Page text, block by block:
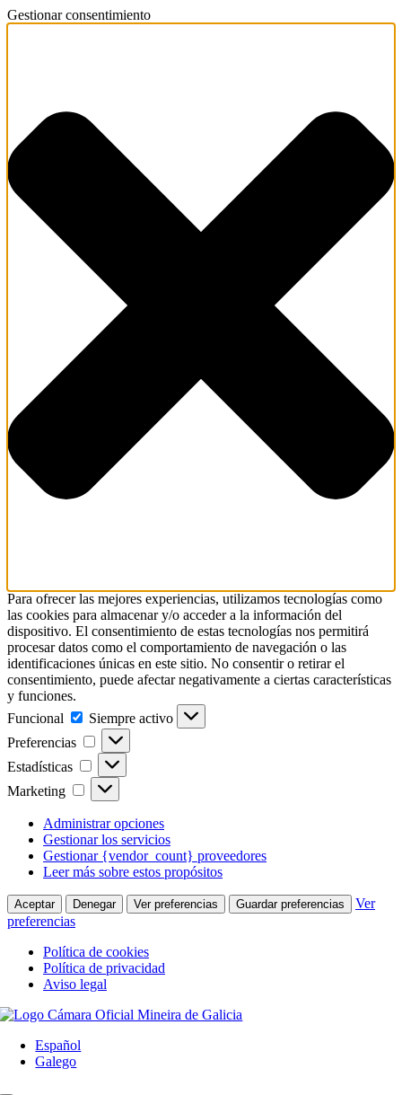
Gestionar consentimiento
Para ofrecer las mejores experiencias, utilizamos tecnologías como
las cookies para almacenar y/o acceder a la información del
dispositivo. El consentimiento de estas tecnologías nos permitirá
procesar datos como el comportamiento de navegación o las
identificaciones únicas en este sitio. No consentir o retirar el
consentimiento, puede afectar negativamente a ciertas características
y funciones.
Funcional
Funcional
Siempre activo
Preferencias
Preferencias
Estadísticas Estadísticas
Marketing Marketing
Administrar opciones
Gestionar los servicios
Gestionar {vendor_count} proveedores
Leer más sobre estos propósitos
Aceptar Denegar Ver preferencias Guardar preferencias
Ver
preferencias
Política de cookies
Política de privacidad
Aviso legal
Saltar
contenido
Español
Galego